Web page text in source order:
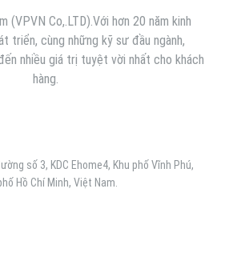
(VPVN Co,.LTD).Với hơn 20 năm kinh
triển, cùng những kỹ sư đầu ngành,
nhiều giá trị tuyệt vời nhất cho khách
hàng.
số 3, KDC Ehome4, Khu phố Vĩnh Phú,
Hồ Chí Minh, Việt Nam.